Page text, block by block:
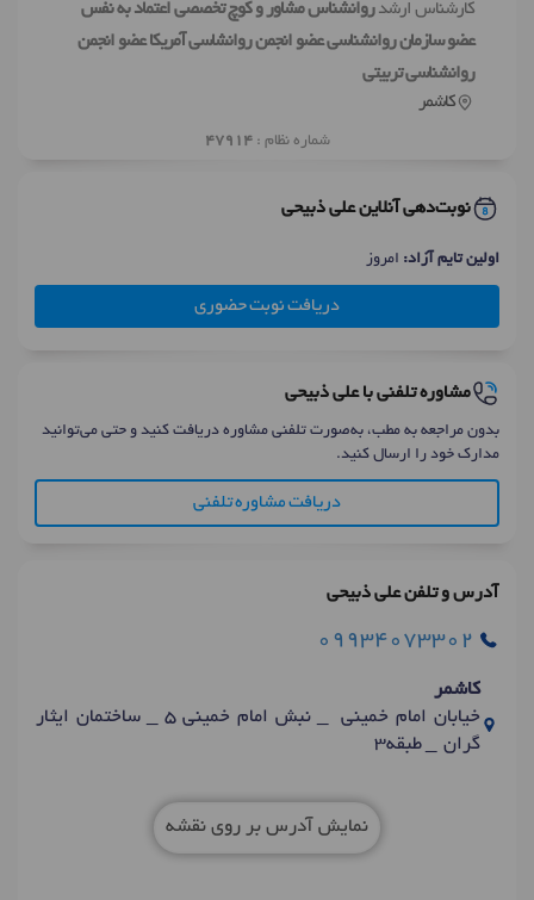
کارشناس ارشدروانشناس مشاور و کوچ تخصصی اعتماد به نفس
عضو سازمان روانشناسی عضو انجمن روانشاسی آمریکا عضو انجمن
روانشناسی تربیتی
کاشمر
شماره نظام :47914
نوبت‌دهی آنلاین علی ذبیحی
اولین تایم آزاد: امروز
دریافت نوبت حضوری
مشاوره تلفنی با علی ذبیحی
بدون مراجعه به مطب، به‌صورت تلفنی مشاوره دریافت کنید و حتی می‌توانید
مدارک خود را ارسال کنید.
دریافت مشاوره تلفنی
آدرس و تلفن علی ذبیحی
09934073302
کاشمر
خیابان امام خمینی _ نبش امام خمینی 5 _ ساختمان ایثار
گران _ طبقه3
نمایش آدرس بر روی نقشه